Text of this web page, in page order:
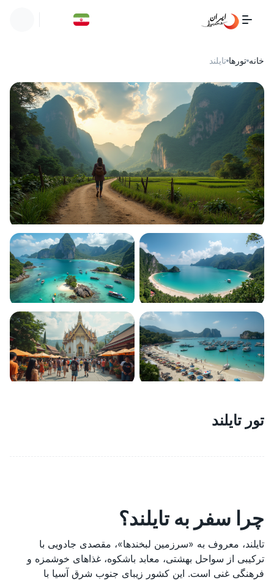
خانه تورها تایلند
تور تایلند
چرا سفر به تایلند؟
تایلند، معروف به «سرزمین لبخندها»، مقصدی جادویی با
ترکیبی از سواحل بهشتی، معابد باشکوه، غذاهای خوشمزه و
فرهنگی غنی است. این کشور زیبای جنوب شرق آسیا با